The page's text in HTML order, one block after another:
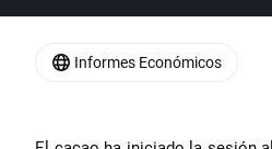
Informes Económicos